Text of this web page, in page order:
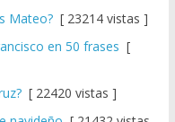
Mateo?[ 23214 vistas ]
en 50 frases [
[ 22420 vistas ]